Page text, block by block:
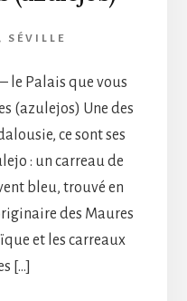
, SÉVILLE
le Palais que vous
(azulejos) Une des
ce sont ses
: un carreau de
bleu, trouvé en
des Maures
et les carreaux
[…]